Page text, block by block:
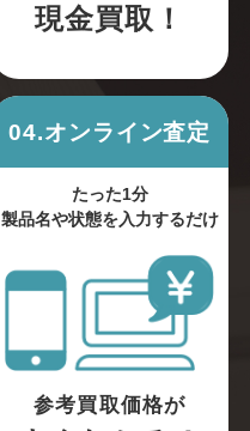
現金買取！
04.オンライン査定
たった1分
製品名や状態を入力するだけ
参考買取価格が